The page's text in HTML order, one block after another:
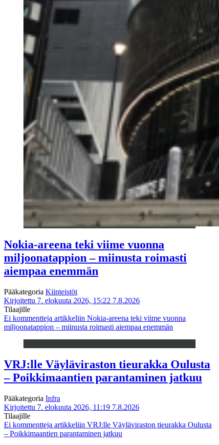
Nokia-areena teki viime vuonna
miljoonatappion – miinusta roimasti
aiempaa enemmän
Pääkategoria Kiinteistöt
Kirjoitettu 7. elokuuta 2026, 15:22 7.8.2026
Tilaajille
Ei kommentteja artikkeliin Nokia-areena teki viime vuonna
miljoonatappion – miinusta roimasti aiempaa enemmän
VRJ:lle Väyläviraston tieurakka Oulusta
– Poikkimaantien parantaminen jatkuu
Pääkategoria Infra
Kirjoitettu 7. elokuuta 2026, 11:19 7.8.2026
Tilaajille
Ei kommentteja artikkeliin VRJ:lle Väyläviraston tieurakka Oulusta
– Poikkimaantien parantaminen jatkuu